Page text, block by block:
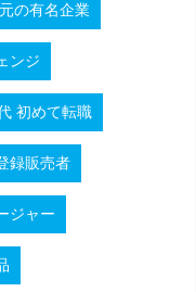
の有名企業
ンジ
初めて転職
録販売者
ジャー